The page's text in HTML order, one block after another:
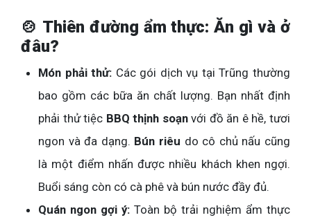
🍲 Thiên đường ẩm thực: Ăn gì và ở
đâu?
Món phải thử: Các gói dịch vụ tại Trũng thường
bao gồm các bữa ăn chất lượng. Bạn nhất định
phải thử tiệc BBQ thịnh soạnvới đồ ăn ê hề, tươi
ngon và đa dạng. Bún riêu do cô chủ nấu cũng
là một điểm nhấn được nhiều khách khen ngợi.
Buổi sáng còn có cà phê và bún nước đầy đủ.
Quán ngon gợi ý: Toàn bộ trải nghiệm ẩm thực